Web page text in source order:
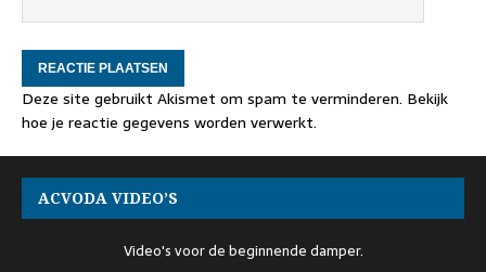
Deze site gebruikt Akismet om spam te verminderen. Bekijk
hoe je reactie gegevens worden verwerkt.
ACVODA VIDEO’S
Video's voor de beginnende damper.